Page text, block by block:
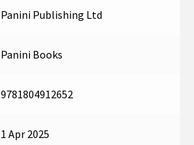
Panini Publishing Ltd
Panini Books
9781804912652
1 Apr 2025